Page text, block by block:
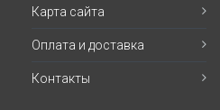
Карта сайта
Оплата и доставка
Контакты